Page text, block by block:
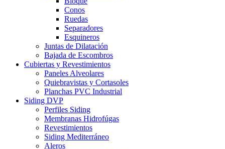
Conos
Ruedas
Separadores
Esquineros
Juntas de Dilatación
Bajada de Escombros
Cubiertas y Revestimientos
Paneles Alveolares
Quiebravistas y Cortasoles
Planchas PVC Industrial
Siding DVP
Perfiles Siding
Membranas Hidrofúgas
Revestimientos
Siding Mediterráneo
Aleros